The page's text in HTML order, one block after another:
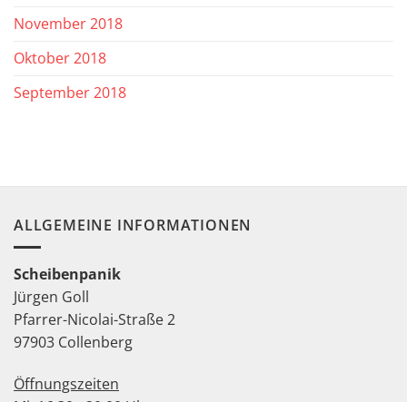
November 2018
Oktober 2018
September 2018
ALLGEMEINE INFORMATIONEN
Scheibenpanik
Jürgen Goll
Pfarrer-Nicolai-Straße 2
97903 Collenberg
Öffnungszeiten